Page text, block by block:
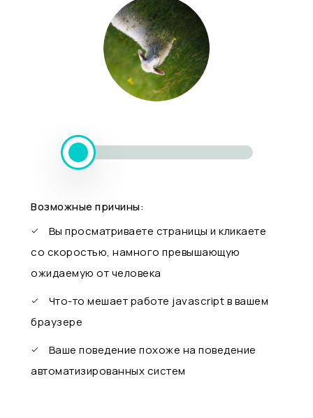
Возможные причины:
Вы просматриваете страницы и кликаете
со скоростью, намного превышающую
ожидаемую от человека
Что-то мешает работе javascript в вашем
браузере
Ваше поведение похоже на поведение
автоматизированных систем